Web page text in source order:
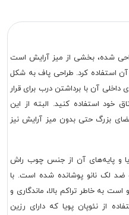
شده، بخشی از میز آرایش است
استفاده کرد. طراحی پاف به شکل
آن با برداشتن درب برای قرار
خود استفاده کنید. البته از این
بزرگ حتی بدون میز آرایش نیز
و پایه‌های آن از جنس چوب راش
لک نانو پوشانده شده است. با
به خاطر تراکم بالا، ماندگاری و
از نئوپان پویا که دارای رزین